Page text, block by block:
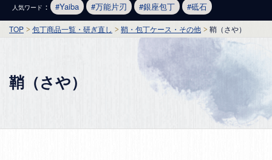
人気ワード ： Yaiba 万能片刃 銀座包丁 砥石
TOP 包丁商品一覧・研ぎ直し 鞘・包丁ケース・その他 鞘（さや）
鞘（さや）